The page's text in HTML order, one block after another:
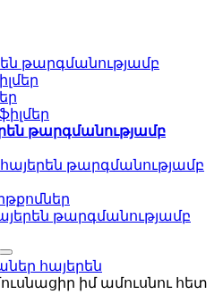
թարգմանությամբ
թարգմանությամբ
հայերեն թարգմանությամբ
թարգմանությամբ
հայերեն
իմ ամուսնու հետ